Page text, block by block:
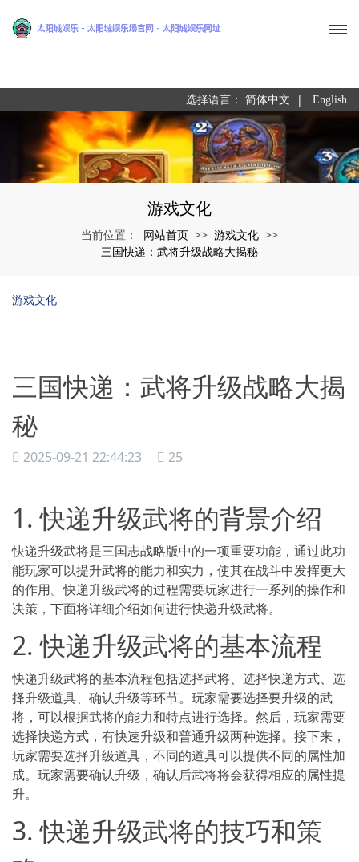
尊龙凯时
选择语言： 简体中文 | English
游戏文化
当前位置： 网站首页 >> 游戏文化 >>
三国快递：武将升级战略大揭秘
游戏文化
三国快递：武将升级战略大揭
秘
2025-09-21 22:44:23 25
1. 快递升级武将的背景介绍
快递升级武将是三国志战略版中的一项重要功能，通过此功
能玩家可以提升武将的能力和实力，使其在战斗中发挥更大
的作用。快递升级武将的过程需要玩家进行一系列的操作和
决策，下面将详细介绍如何进行快递升级武将。
2. 快递升级武将的基本流程
快递升级武将的基本流程包括选择武将、选择快递方式、选
择升级道具、确认升级等环节。玩家需要选择要升级的武
将，可以根据武将的能力和特点进行选择。然后，玩家需要
选择快递方式，有快速升级和普通升级两种选择。接下来，
玩家需要选择升级道具，不同的道具可以提供不同的属性加
成。玩家需要确认升级，确认后武将将会获得相应的属性提
升。
3. 快递升级武将的技巧和策